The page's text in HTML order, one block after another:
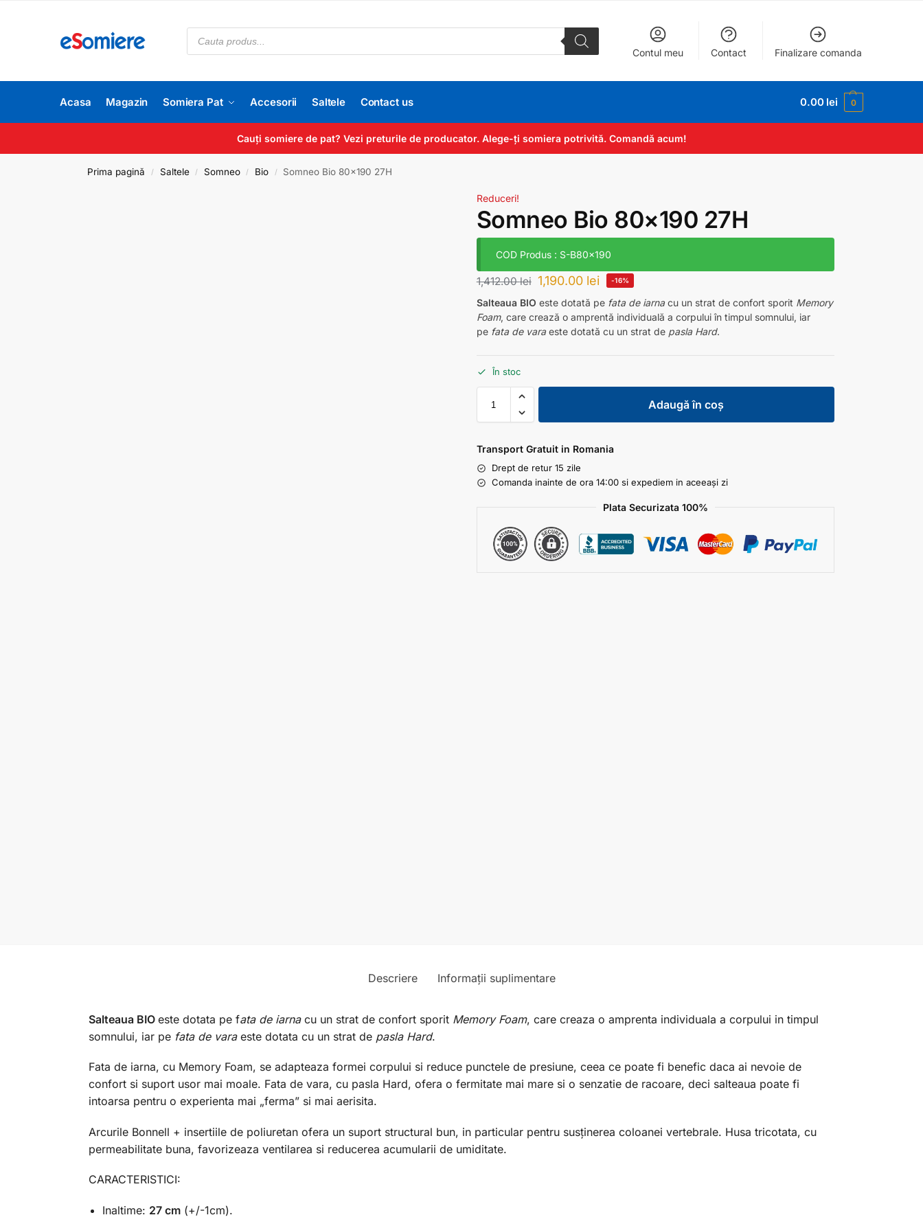
Contul meu Contact Finalizare comanda
Acasa Magazin Somiera Pat Accesorii Saltele Contact us 0.00 lei 0
Cauți somiere de pat? Vezi preturile de producator. Alege-ți somiera potrivită. Comandă acum!
Prima pagină / Saltele / Somneo / Bio / Somneo Bio 80×190 27H
Reduceri!
Somneo Bio 80×190 27H
COD Produs : S-B80x190
1,412.00lei 1,190.00 lei -16%
Salteaua BIO este dotată pe fata de iarnacu un strat de confort sporit Memory
Foam, care crează o amprentă individuală a corpului în timpul somnului, iar
pe fata de varaeste dotată cu un strat de pasla Hard.
În stoc
Adaugă în coș
Transport Gratuit in Romania
Drept de retur 15 zile
Comanda inainte de ora 14:00 si expediem in aceeași zi
Plata Securizata 100%
Descriere Informații suplimentare
Salteaua BIO este dotata pe fata de iarna cu un strat de confort sporit Memory Foam, care creaza o amprenta individuala a corpului in timpul
somnului, iar pe fata de vara este dotata cu un strat de pasla Hard.
Fata de iarna, cu Memory Foam, se adapteaza formei corpului si reduce punctele de presiune, ceea ce poate fi benefic daca ai nevoie de
confort si suport usor mai moale. Fata de vara, cu pasla Hard, ofera o fermitate mai mare si o senzatie de racoare, deci salteaua poate fi
intoarsa pentru o experienta mai „ferma” si mai aerisita.
Arcurile Bonnell + insertiile de poliuretan ofera un suport structural bun, in particular pentru susţinerea coloanei vertebrale. Husa tricotata, cu
permeabilitate buna, favorizeaza ventilarea si reducerea acumularii de umiditate.
CARACTERISTICI:
Inaltime: 27 cm(+/-1cm).